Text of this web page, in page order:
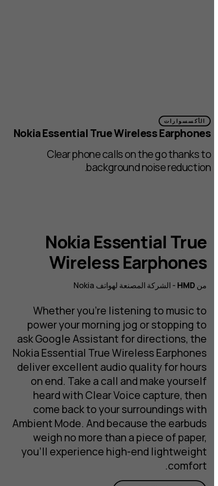
الأكسسوارات
Nokia Essential True Wireless Earphones
Clear phone calls on the go thanks to
background noise reduction.
Nokia Essential True
Wireless Earphones
منHMD- الشركة المصنعة لهواتف Nokia
Whether you’re listening to music to
power your morning jog or stopping to
ask Google Assistant for directions, the
Nokia Essential True Wireless Earphones
deliver excellent audio quality for hours
on end. Take a call and make yourself
heard with Clear Voice capture, then
come back to your surroundings with
Ambient Mode. And because the earbuds
weigh no more than a piece of paper,
you’ll experience high-end lightweight
comfort.